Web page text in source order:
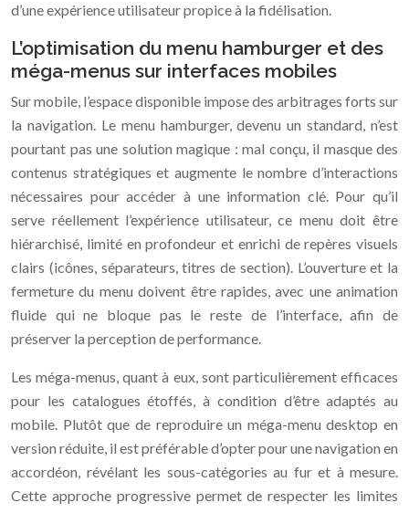
d’une expérience utilisateur propice à la fidélisation.
L’optimisation du menu hamburger et des
méga-menus sur interfaces mobiles
Sur mobile, l’espace disponible impose des arbitrages forts sur
la navigation. Le menu hamburger, devenu un standard, n’est
pourtant pas une solution magique : mal conçu, il masque des
contenus stratégiques et augmente le nombre d’interactions
nécessaires pour accéder à une information clé. Pour qu’il
serve réellement l’expérience utilisateur, ce menu doit être
hiérarchisé, limité en profondeur et enrichi de repères visuels
clairs (icônes, séparateurs, titres de section). L’ouverture et la
fermeture du menu doivent être rapides, avec une animation
fluide qui ne bloque pas le reste de l’interface, afin de
préserver la perception de performance.
Les méga-menus, quant à eux, sont particulièrement efficaces
pour les catalogues étoffés, à condition d’être adaptés au
mobile. Plutôt que de reproduire un méga-menu desktop en
version réduite, il est préférable d’opter pour une navigation en
accordéon, révélant les sous-catégories au fur et à mesure.
Cette approche progressive permet de respecter les limites